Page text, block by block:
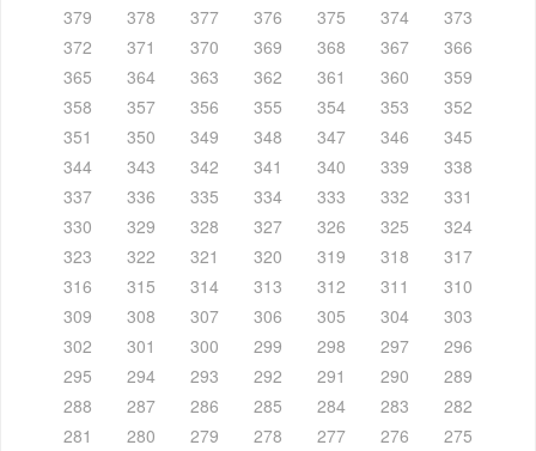
379
378 377 376 375 374
373
372
371 370 369 368 367
366
365
364 363 362 361 360
359
358
357 356 355 354 353
352
351
350 349 348 347 346
345
344
343 342 341 340 339
338
337
336 335 334 333 332
331
330
329 328 327 326 325
324
323
322 321 320 319 318
317
316
315 314 313 312 311
310
309
308 307 306 305 304
303
302
301 300 299 298 297
296
295
294 293 292 291 290
289
288
287 286 285 284 283
282
281
280 279 278 277 276
275